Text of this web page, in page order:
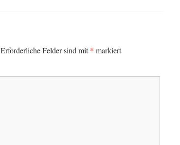
Erforderliche Felder sind mit* markiert